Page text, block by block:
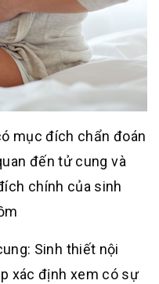
mục đích chẩn đoán
đến tử cung và
chính của sinh
Sinh thiết nội
xác định xem có sự